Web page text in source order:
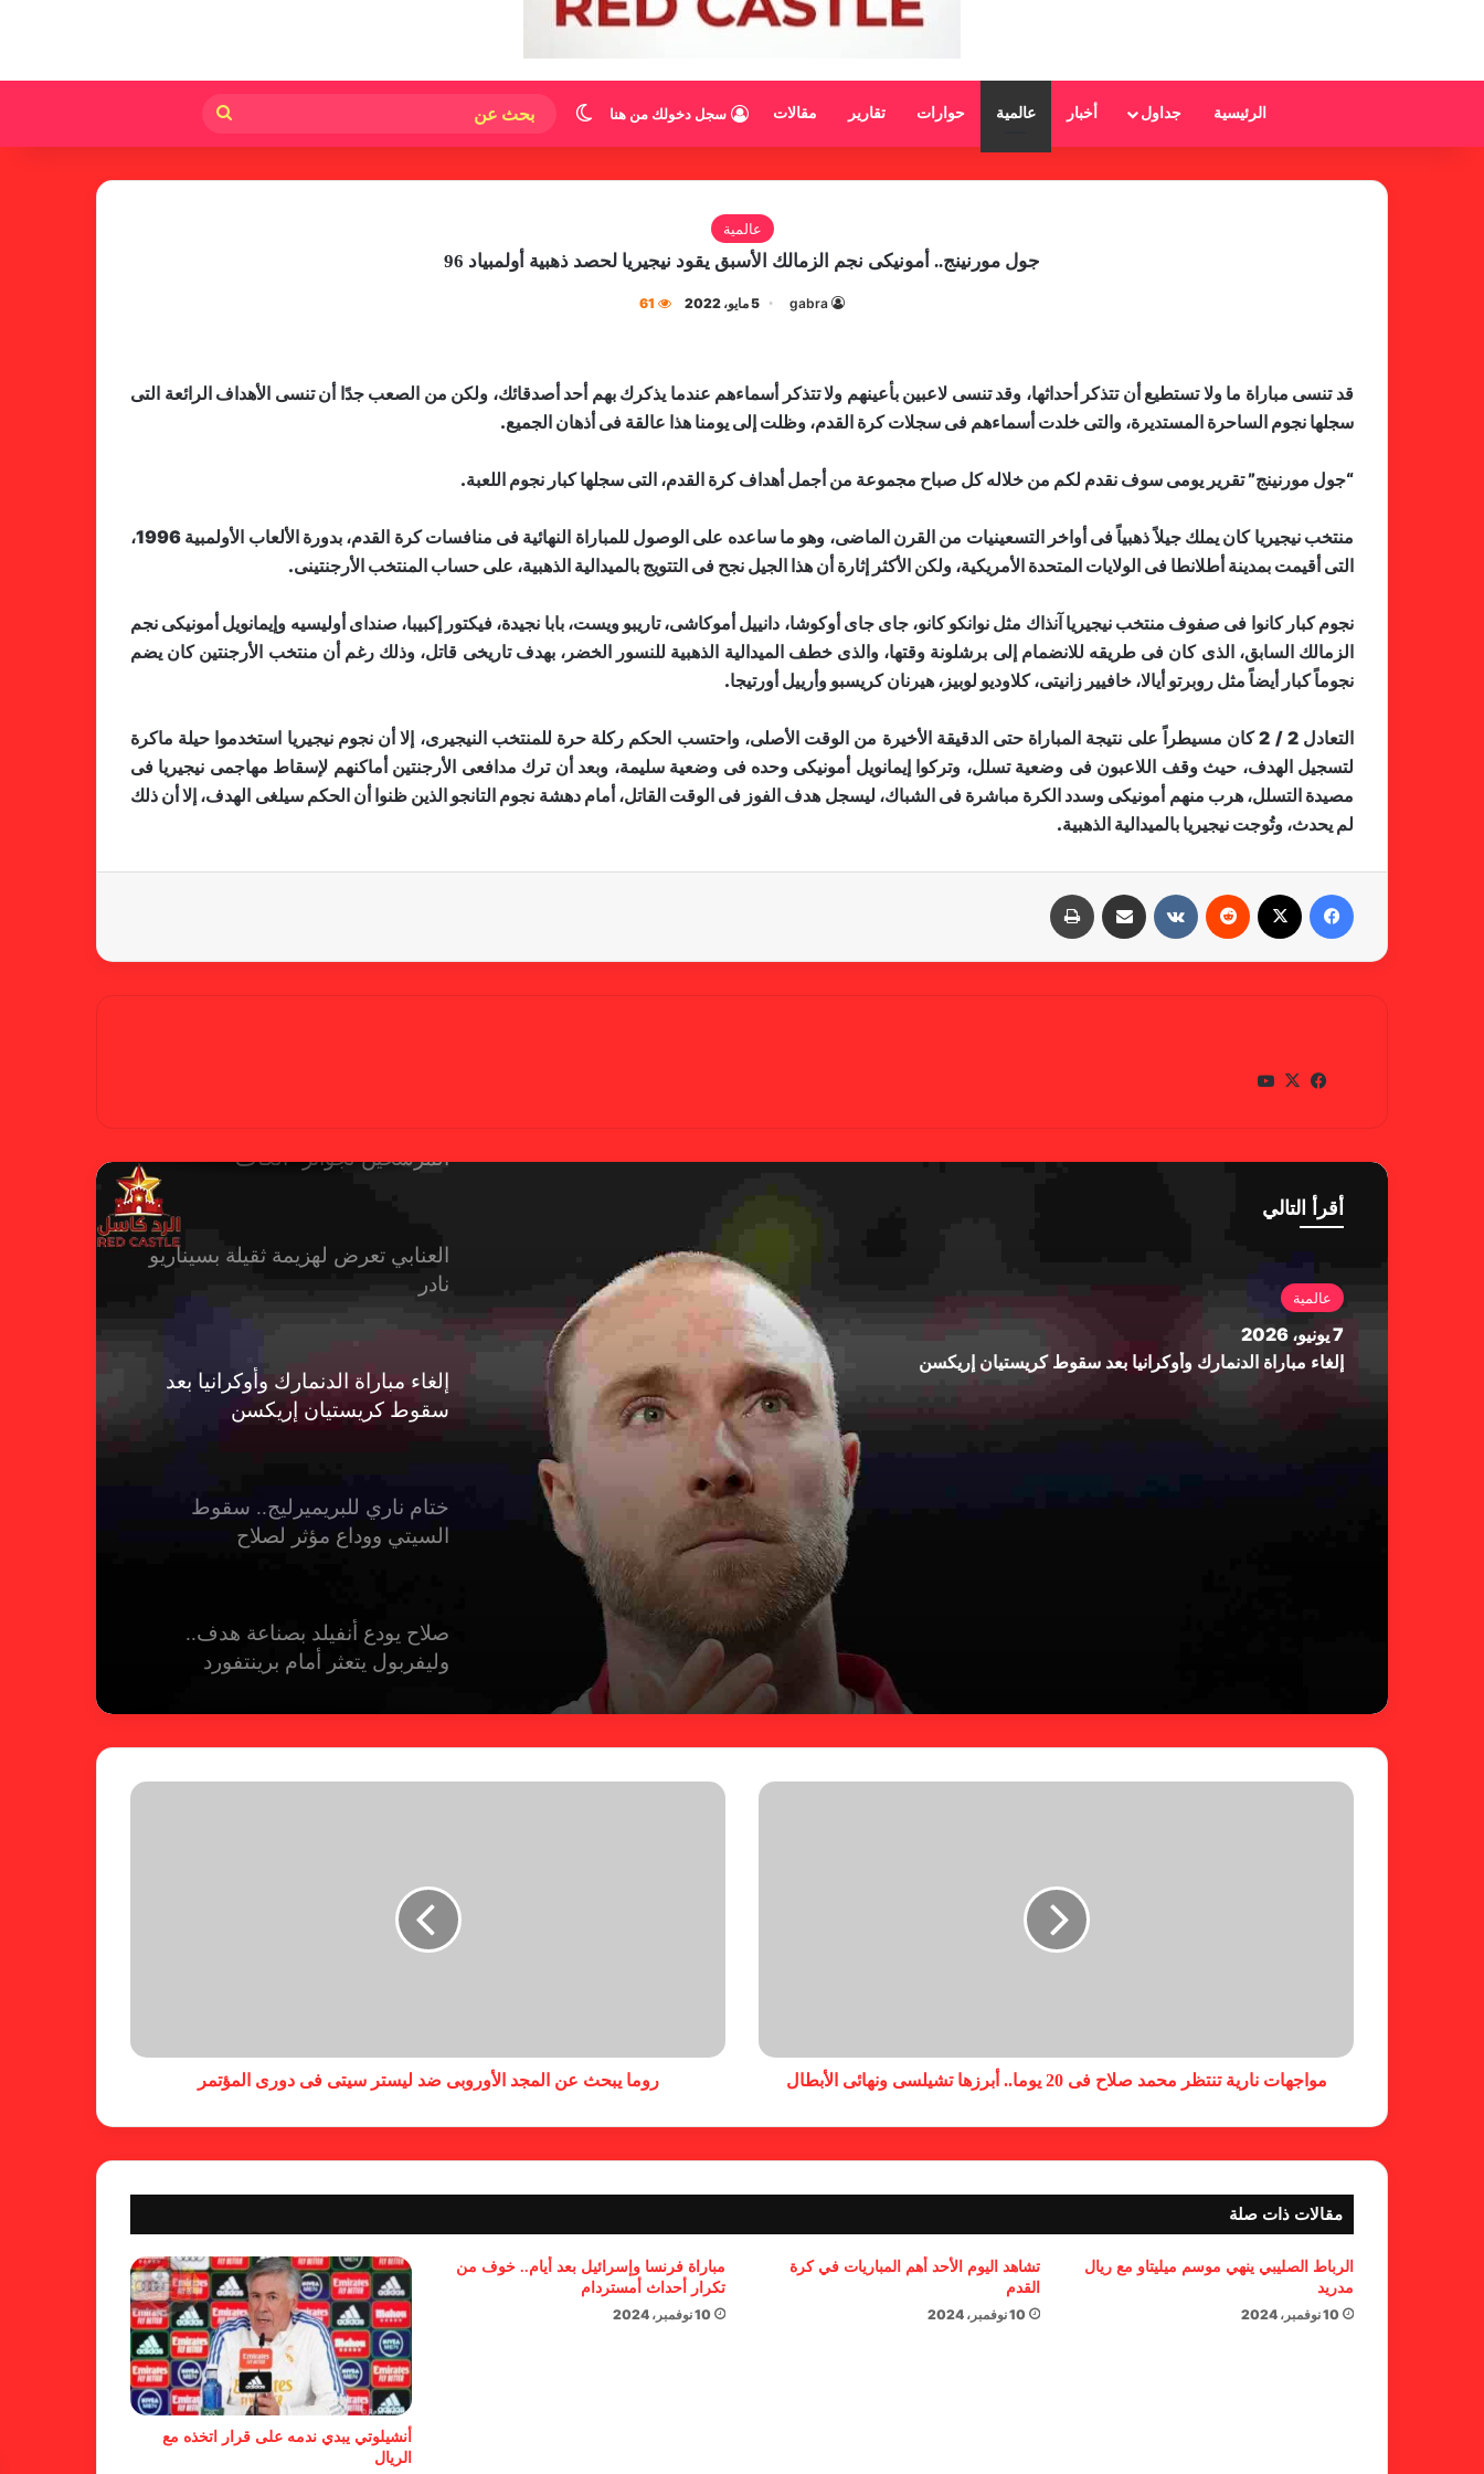
الرئيسية جداول أخبار عالمية حوارات تقارير مقالات سجل دخولك من هنا الوضع المظلم
عن
عالمية
جول مورنينج.. أمونيكى نجم الزمالك الأسبق يقود نيجيريا لحصد ذهبية أولمبياد 96
gabra 5 مايو، 2022 61
قد تنسى مباراة ما ولا تستطيع أن تتذكر أحداثها، وقد تنسى لاعبين بأعينهم ولا تتذكر أسماءهم عندما يذكرك بهم أحد أصدقائك، ولكن من الصعب جدًا أن تنسى الأهداف الرائعة التى
سجلها نجوم الساحرة المستديرة، والتى خلدت أسماءهم فى سجلات كرة القدم، وظلت إلى يومنا هذا عالقة فى أذهان الجميع.
“جول مورنينج” تقرير يومى سوف نقدم لكم من خلاله كل صباح مجموعة من أجمل أهداف كرة القدم، التى سجلها كبار نجوم اللعبة.
منتخب نيجيريا كان يملك جيلاً ذهبياً فى أواخر التسعينيات من القرن الماضى، وهو ما ساعده على الوصول للمباراة النهائية فى منافسات كرة القدم، بدورة الألعاب الأولمبية 1996،
التى أقيمت بمدينة أطلانطا فى الولايات المتحدة الأمريكية، ولكن الأكثر إثارة أن هذا الجيل نجح فى التتويج بالميدالية الذهبية، على حساب المنتخب الأرجنتينى.
نجوم كبار كانوا فى صفوف منتخب نيجيريا آنذاك مثل نوانكو كانو، جاى جاى أوكوشا، دانييل أموكاشى، تاريبو ويست، بابا نجيدة، فيكتور إكبيبا، صنداى أوليسيه وإيمانويل أمونيكى نجم
الزمالك السابق، الذى كان فى طريقه للانضمام إلى برشلونة وقتها، والذى خطف الميدالية الذهبية للنسور الخضر، بهدف تاريخى قاتل، وذلك رغم أن منتخب الأرجنتين كان يضم
نجوماً كبار أيضاً مثل روبرتو أيالا، خافيير زانيتى، كلاوديو لوبيز، هيرنان كريسبو وأرييل أورتيجا.
التعادل 2 / 2 كان مسيطراً على نتيجة المباراة حتى الدقيقة الأخيرة من الوقت الأصلى، واحتسب الحكم ركلة حرة للمنتخب النيجيرى، إلا أن نجوم نيجيريا استخدموا حيلة ماكرة
لتسجيل الهدف، حيث وقف اللاعبون فى وضعية تسلل، وتركوا إيمانويل أمونيكى وحده فى وضعية سليمة، وبعد أن ترك مدافعى الأرجنتين أماكنهم لإسقاط مهاجمى نيجيريا فى
مصيدة التسلل، هرب منهم أمونيكى وسدد الكرة مباشرة فى الشباك، ليسجل هدف الفوز فى الوقت القاتل، أمام دهشة نجوم التانجو الذين ظنوا أن الحكم سيلغى الهدف، إلا أن ذلك
لم يحدث، وتُوجت نيجيريا بالميدالية الذهبية.
في
وك
X
أقرأ التالي
عالمية
7 يونيو، 2026
إلغاء مباراة الدنمارك وأوكرانيا بعد سقوط كريستيان إريكسن
فالنسيا يصعق برشلونة بثلاثية مثيرة
في ختام الليجا
خلال جولة ميدانية للاطلاع على
جاهزية منشآت دورة الألعاب للأندية
العربية للسيدات 2026 الشيخة حياة
أزمة نفسية وراء غياب مبابي عن
بسبب تصريحات مهينة.. إيقاف حكم
حضور عربي قوي في قائمة
المرشحين لجوائز “الكاف”
العنابي تعرض لهزيمة ثقيلة بسيناريو
نادر
إلغاء مباراة الدنمارك وأوكرانيا بعد
سقوط كريستيان إريكسن
ختام ناري للبريميرليج.. سقوط
السيتي ووداع مؤثر لصلاح
صلاح يودع أنفيلد بصناعة هدف..
وليفربول يتعثر أمام برينتفورد
ومبابي يخطف الأضواء
فالنسيا يصعق برشلونة بثلاثية مثيرة
في ختام الليجا
العربية للسيدات 2026 الشيخة حياة
آل خليفة: الشارقة تقدم نموذجاً عربياً
متقدماً في تنظيم الرياضة النسائية
منتخب فرنسا
بسبب تصريحات مهينة.. إيقاف حكم
في الدوري الإنجليزي
حضور عربي قوي في قائمة
المرشحين لجوائز “الكاف”
مواجهات نارية تنتظر محمد صلاح فى 20 يوما.. أبرزها تشيلسى ونهائى الأبطال روما يبحث عن المجد الأوروبى ضد ليستر سيتى فى دورى المؤتمر
مقالات ذات صلة
الرباط الصليبي ينهي موسم ميليتاو مع ريال
مدريد
10 نوفمبر، 2024
تشاهد اليوم الأحد أهم المباريات في كرة
القدم
10 نوفمبر، 2024
مباراة فرنسا وإسرائيل بعد أيام.. خوف من
تكرار أحداث أمستردام
10 نوفمبر، 2024
أنشيلوتي يبدي ندمه على قرار اتخذه مع
الريال